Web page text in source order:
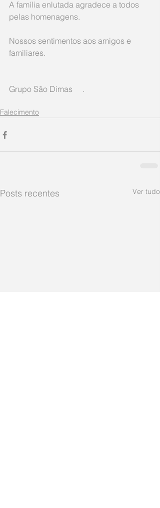
A família enlutada agradece a todos
pelas homenagens.
Nossos sentimentos aos amigos e
familiares.
Grupo São Dimas     .
Falecimento
Posts recentes Ver tudo